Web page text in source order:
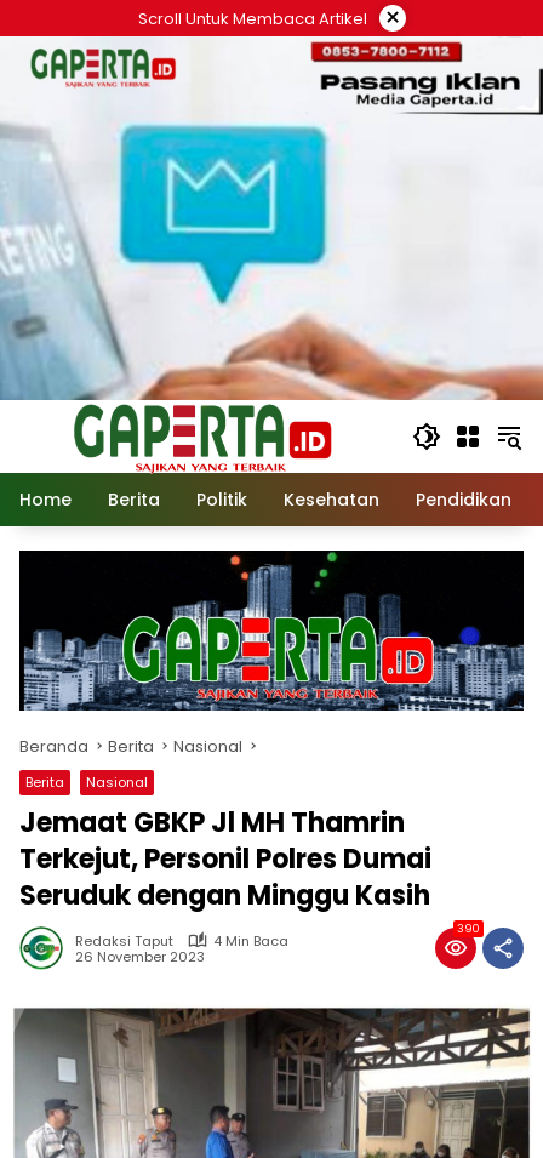
ke
konten
Scroll Untuk Membaca Artikel ×
Home Berita Politik Kesehatan Pendidikan
Beranda Berita Nasional
Berita Nasional
Jemaat GBKP Jl MH Thamrin
Terkejut, Personil Polres Dumai
Seruduk dengan Minggu Kasih
Redaksi Taput
4 Min Baca
26 November 2023
390